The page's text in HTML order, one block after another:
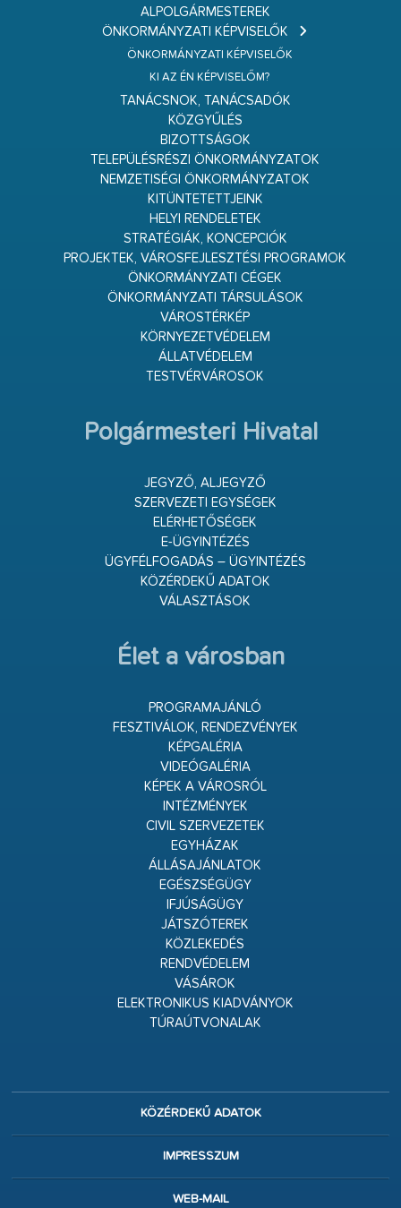
ALPOLGÁRMESTEREK
ÖNKORMÁNYZATI KÉPVISELŐK
ÖNKORMÁNYZATI KÉPVISELŐK
KI AZ ÉN KÉPVISELŐM?
TANÁCSNOK, TANÁCSADÓK
KÖZGYŰLÉS
BIZOTTSÁGOK
TELEPÜLÉSRÉSZI ÖNKORMÁNYZATOK
NEMZETISÉGI ÖNKORMÁNYZATOK
KITÜNTETETTJEINK
HELYI RENDELETEK
STRATÉGIÁK, KONCEPCIÓK
PROJEKTEK, VÁROSFEJLESZTÉSI PROGRAMOK
ÖNKORMÁNYZATI CÉGEK
ÖNKORMÁNYZATI TÁRSULÁSOK
VÁROSTÉRKÉP
KÖRNYEZETVÉDELEM
ÁLLATVÉDELEM
TESTVÉRVÁROSOK
Polgármesteri Hivatal
JEGYZŐ, ALJEGYZŐ
SZERVEZETI EGYSÉGEK
ELÉRHETŐSÉGEK
E-ÜGYINTÉZÉS
ÜGYFÉLFOGADÁS – ÜGYINTÉZÉS
KÖZÉRDEKŰ ADATOK
VÁLASZTÁSOK
Élet a városban
PROGRAMAJÁNLÓ
FESZTIVÁLOK, RENDEZVÉNYEK
KÉPGALÉRIA
VIDEÓGALÉRIA
KÉPEK A VÁROSRÓL
INTÉZMÉNYEK
CIVIL SZERVEZETEK
EGYHÁZAK
ÁLLÁSAJÁNLATOK
EGÉSZSÉGÜGY
IFJÚSÁGÜGY
JÁTSZÓTEREK
KÖZLEKEDÉS
RENDVÉDELEM
VÁSÁROK
ELEKTRONIKUS KIADVÁNYOK
TÚRAÚTVONALAK
KÖZÉRDEKŰ ADATOK
IMPRESSZUM
WEB-MAIL